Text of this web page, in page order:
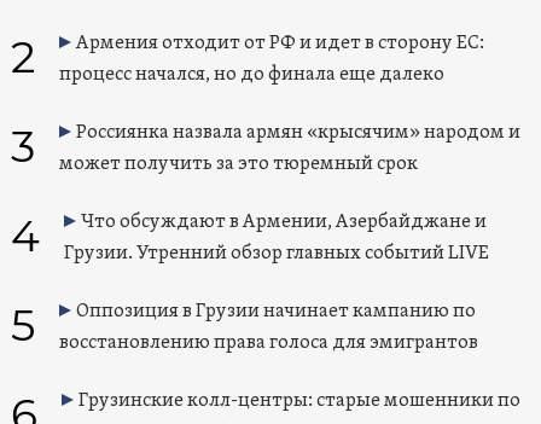
2
Армения отходит от РФ и идет в сторону ЕС:
процесс начался, но до финала еще далеко
3
Россиянка назвала армян «крысячим» народом и
может получить за это тюремный срок
4
Что обсуждают в Армении, Азербайджане и
Грузии. Утренний обзор главных событий LIVE
5
Оппозиция в Грузии начинает кампанию по
восстановлению права голоса для эмигрантов
Грузинские колл-центры: старые мошенники по